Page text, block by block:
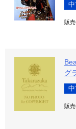
中
販
グ
中
販